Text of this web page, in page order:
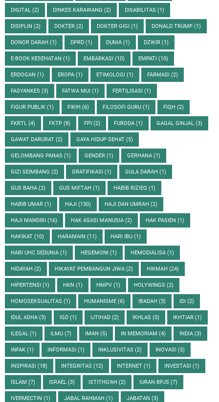
DIGITAL (2) DINKES KARAWANG (2) DISABILITAS (1)
DISIPLIN (2) DOKTER (2) DOKTER GIGI (1) DONALD TRUMP (1)
DONOR DARAH (1) DPRD (1) DUNIA (1) DZIKIR (1)
E-BOOK KESEHATAN (1) EMBARKASI (10) EMPATI (10)
ERDOGAN (1) EROPA (1) ETIMOLOGI (1) FARMASI (2)
FASYANKES (3) FATWA MUI (1) FERTILISASI (1)
FIGUR PUBLIK (1) FIKIH (6) FILOSOFI GURU (1) FIQH (2)
FKRTL (4) FKTP (8) FPI (2) FURODA (1) GAGAL GINJAL (3)
GAWAT DARURAT (2) GAYA HIDUP SEHAT (5)
GELOMBANG PANAS (1) GENDER (1) GERHANA (1)
GIZI SEIMBANG (2) GRATIFIKASI (1) GULA DARAH (1)
GUS BAHA (2) GUS MIFTAH (1) HABIB RIZIEQ (1)
HABIB UMAR (1) HAJI (130) HAJI DAN UMRAH (2)
HAJI MANDIRI (16) HAK ASASI MANUSIA (2) HAK PASIEN (1)
HAKIKAT (10) HARAMAIN (11) HARI IBU (1)
HARI UHC SEDUNIA (1) HEGEMONI (1) HEMODIALISA (1)
HIDAYAH (2) HIKAYAT PEMBANGUN JIWA (2) HIKMAH (24)
HIPERTENSI (1) HKN (1) HMPV (1) HOLYWINGS (2)
HOMOSEKSUALITAS (1) HUMANISME (6) IBADAH (3) IDI (2)
IDUL ADHA (3) IGD (1) IJTIHAD (2) IKHLAS (5) IKHTIAR (1)
ILEGAL (1) ILMU (7) IMAN (5) IN MEMORIAM (4) INDIA (3)
INFAK (1) INFORMASI (1) INKLUSIVITAS (2) INOVASI (5)
INSPIRASI (18) INTEGRITAS (12) INTERNET (1) INVESTASI (1)
ISLAM (7) ISRAEL (3) ISTITHO'AH (2) IURAN BPJS (7)
IVERMECTIN (1) JABAL RAHMAH (1) JABATAN (3)